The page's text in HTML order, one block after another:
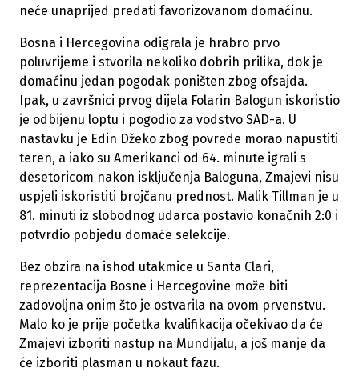
neće unaprijed predati favorizovanom domaćinu.
Bosna i Hercegovina odigrala je hrabro prvo
poluvrijeme i stvorila nekoliko dobrih prilika, dok je
domaćinu jedan pogodak poništen zbog ofsajda.
Ipak, u završnici prvog dijela Folarin Balogun iskoristio
je odbijenu loptu i pogodio za vodstvo SAD-a. U
nastavku je Edin Džeko zbog povrede morao napustiti
teren, a iako su Amerikanci od 64. minute igrali s
desetoricom nakon isključenja Baloguna, Zmajevi nisu
uspjeli iskoristiti brojčanu prednost. Malik Tillman je u
81. minuti iz slobodnog udarca postavio konačnih 2:0 i
potvrdio pobjedu domaće selekcije.
Bez obzira na ishod utakmice u Santa Clari,
reprezentacija Bosne i Hercegovine može biti
zadovoljna onim što je ostvarila na ovom prvenstvu.
Malo ko je prije početka kvalifikacija očekivao da će
Zmajevi izboriti nastup na Mundijalu, a još manje da
će izboriti plasman u nokaut fazu.